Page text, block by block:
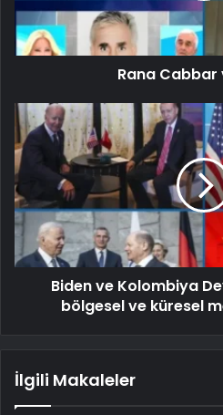
Rana
Biden ve Kolombiya
bölgesel ve küresel
İlgili Makaleler